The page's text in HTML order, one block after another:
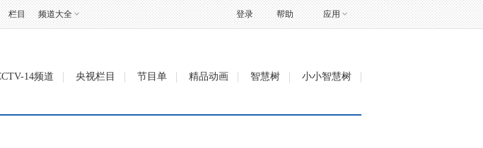
栏目 频道大全 帮助 应用
登录
14频道 央视栏目 节目单 精品动画 智慧树 小小智慧树